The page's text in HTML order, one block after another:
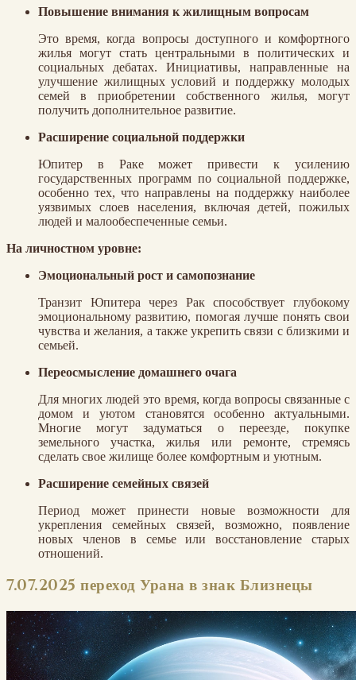
Повышение внимания к жилищным вопросам
Это время, когда вопросы доступного и комфортного
жилья могут стать центральными в политических и
социальных дебатах. Инициативы, направленные на
улучшение жилищных условий и поддержку молодых
семей в приобретении собственного жилья, могут
получить дополнительное развитие.
Расширение социальной поддержки
Юпитер в Раке может привести к усилению
государственных программ по социальной поддержке,
особенно тех, что направлены на поддержку наиболее
уязвимых слоев населения, включая детей, пожилых
людей и малообеспеченные семьи.
На личностном уровне:
Эмоциональный рост и самопознание
Транзит Юпитера через Рак способствует глубокому
эмоциональному развитию, помогая лучше понять свои
чувства и желания, а также укрепить связи с близкими и
семьей.
Переосмысление домашнего очага
Для многих людей это время, когда вопросы связанные с
домом и уютом становятся особенно актуальными.
Многие могут задуматься о переезде, покупке
земельного участка, жилья или ремонте, стремясь
сделать свое жилище более комфортным и уютным.
Расширение семейных связей
Период может принести новые возможности для
укрепления семейных связей, возможно, появление
новых членов в семье или восстановление старых
отношений.
7.07.2025 переход Урана в знак Близнецы